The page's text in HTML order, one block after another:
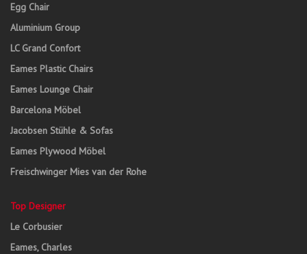
Egg Chair
Aluminium Group
LC Grand Confort
Eames Plastic Chairs
Eames Lounge Chair
Barcelona Möbel
Jacobsen Stühle & Sofas
Eames Plywood Möbel
Freischwinger Mies van der Rohe
Top Designer
Le Corbusier
Eames, Charles